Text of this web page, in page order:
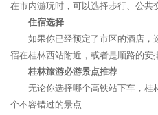
在市内游玩时，可以选择步行、公共
住宿选择
如果你已经预定了市区的酒店，
宿在桂林西站附近，或者是顺路的安
桂林旅游必游景点推荐
无论你选择哪个高铁站下车，桂
个不容错过的景点